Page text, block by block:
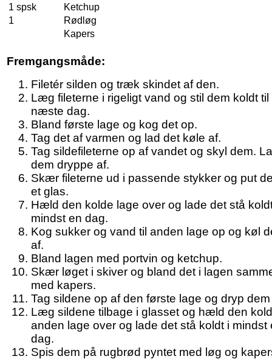
1 spsk
Ketchup
1
Rødløg
Kapers
Fremgangsmåde:
Filetér silden og træk skindet af den.
Læg fileterne i rigeligt vand og stil dem koldt til
næste dag.
Bland første lage og kog det op.
Tag det af varmen og lad det køle af.
Tag sildefileterne op af vandet og skyl dem.
dem dryppe af.
Skær fileterne ud i passende stykker og put
et glas.
Hæld den kolde lage over og lade det stå
mindst en dag.
Kog sukker og vand til anden lage op og køl
af.
Bland lagen med portvin og ketchup.
Skær løget i skiver og bland det i lagen
med kapers.
Tag sildene op af den første lage og dryp
Læg sildene tilbage i glasset og hæld den
anden lage over og lade det stå koldt i mindst
dag.
Spis dem på rugbrød pyntet med løg og